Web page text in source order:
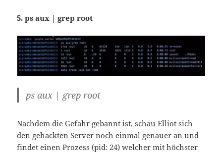
5. ps aux | grep root
ps aux | grep root
Nachdem die Gefahr gebannt ist, schau Elliot sich
den gehackten Server noch einmal genauer an und
findet einen Prozess (pid: 24) welcher mit höchster